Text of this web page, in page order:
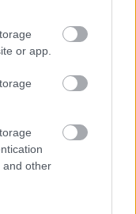
or app.
and other
skats Rīgā